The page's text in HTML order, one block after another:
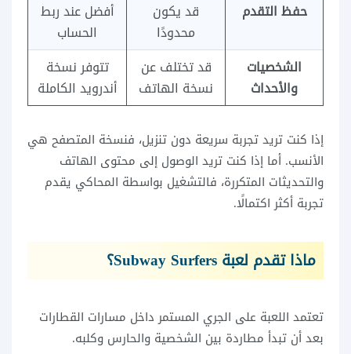
حفظ التقدم
قد يكون
محدودًا
أفضل عند ربط
الحساب
الشخصيات
والأحداث
قد تختلف عن
نسخة الهاتف
تتوفر نسخة
أندرويد الكاملة
إذا كنت تريد تجربة سريعة دون تنزيل، فنسخة المتصفح هي
الأنسب. أما إذا كنت تريد الوصول إلى محتوى الهاتف
والتحديثات المتكررة، فالتشغيل بواسطة المحاكي يقدم
تجربة أكثر اكتمالًا.
ماذا تقدم لعبة Subway Surfers؟
تعتمد اللعبة على الجري المستمر داخل مسارات القطارات
بعد أن تبدأ مطاردة بين الشخصية والحارس وكلبه.